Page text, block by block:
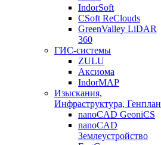
IndorSoft
CSoft ReClouds
GreenValley LiDAR
360
ГИС-системы
ZULU
Аксиома
IndorMAP
Изыскания,
Инфраструктура, Генплан
nanoCAD GeoniCS
nanoCAD
Землеустройство